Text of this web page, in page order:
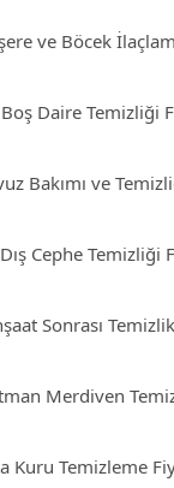
ve Böcek
Daire Temizliği
Bakımı ve
Cephe Temizliği
Sonrası
Merdiven
Kuru Temizleme